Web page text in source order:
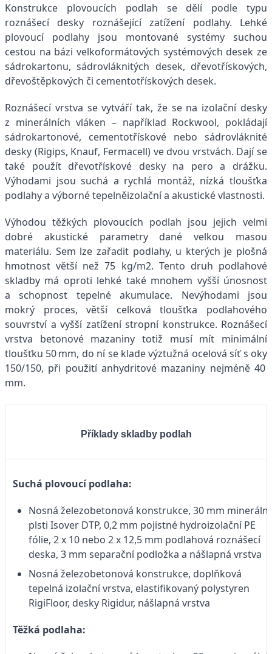
Konstrukce plovoucích podlah se dělí podle typu
roznášecí desky roznášející zatížení podlahy. Lehké
plovoucí podlahy jsou montované systémy suchou
cestou na bázi velkoformátových systémových desek ze
sádrokartonu, sádrovláknitých desek, dřevotřískových,
dřevoštěpkových či cementotřískových desek.
Roznášecí vrstva se vytváří tak, že se na izolační desky
z minerálních vláken – například Rockwool, pokládají
sádrokartonové, cementotřískové nebo sádrovláknité
desky (Rigips, Knauf, Fermacell) ve dvou vrstvách. Dají se
také použít dřevotřískové desky na pero a drážku.
Výhodami jsou suchá a rychlá montáž, nízká tloušťka
podlahy a výborné tepelněizolační a akustické vlastnosti.
Výhodou těžkých plovoucích podlah jsou jejich velmi
dobré akustické parametry dané velkou masou
materiálu. Sem lze zařadit podlahy, u kterých je plošná
hmotnost větší než 75 kg/m2. Tento druh podlahové
skladby má oproti lehké také mnohem vyšší únosnost
a schopnost tepelné akumulace. Nevýhodami jsou
mokrý proces, větší celková tloušťka podlahového
souvrství a vyšší zatížení stropní konstrukce. Roznášecí
vrstva betonové mazaniny totiž musí mít minimální
tloušťku 50 mm, do ní se klade výztužná ocelová síť s oky
150/150, při použití anhydritové mazaniny nejméně 40
mm.
Příklady skladby podlah
Suchá plovoucí podlaha:
Nosná železobetonová konstrukce, 30 mm minerální
plsti Isover DTP, 0,2 mm pojistné hydroizolační PE
fólie, 2 x 10 nebo 2 x 12,5 mm podlahová roznášecí
deska, 3 mm separační podložka a nášlapná vrstva
Nosná železobetonová konstrukce, doplňková
tepelná izolační vrstva, elastifikovaný polystyren
RigiFloor, desky Rigidur, nášlapná vrstva
Těžká podlaha: